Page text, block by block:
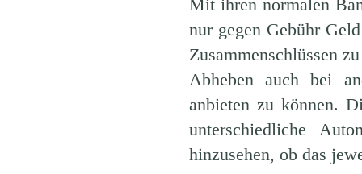
Mit ihren normalen
nur gegen Gebühr
Zusammenschlüssen
Abheben auch bei
anbieten zu können.
unterschiedliche
hinzusehen, ob das